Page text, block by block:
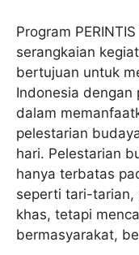
Program
serangkaian
bertujuan untuk
Indonesia dengan
dalam
pelestarian
hari. Pelestarian
hanya terbatas
seperti tari-tarian,
khas, tetapi
bermasyarakat,